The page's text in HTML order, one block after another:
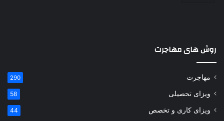
روش های مهاجرت
مهاجرت 290
ویزای تحصیلی 58
ویزای کاری و تخصص 44